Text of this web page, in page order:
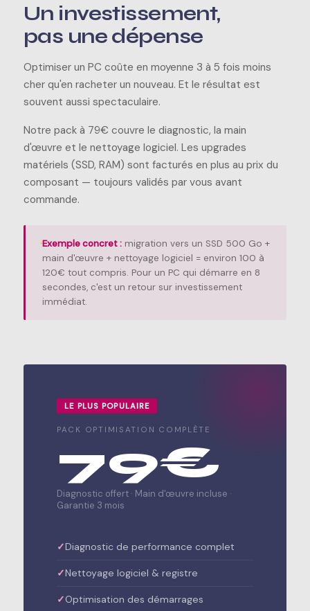
Un investissement,
pas une dépense
Optimiser un PC coûte en moyenne 3 à 5 fois moins
cher qu'en racheter un nouveau. Et le résultat est
souvent aussi spectaculaire.
Notre pack à 79€ couvre le diagnostic, la main
d'œuvre et le nettoyage logiciel. Les upgrades
matériels (SSD, RAM) sont facturés en plus au prix du
composant — toujours validés par vous avant
commande.
Exemple concret :migration vers un SSD 500 Go +
main d'œuvre + nettoyage logiciel = environ 100 à
120€ tout compris. Pour un PC qui démarre en 8
secondes, c'est un retour sur investissement
immédiat.
LE PLUS POPULAIRE
PACK OPTIMISATION COMPLÈTE
79€
Diagnostic offert · Main d'œuvre incluse ·
Garantie 3 mois
Diagnostic de performance complet
Nettoyage logiciel & registre
Optimisation des démarrages